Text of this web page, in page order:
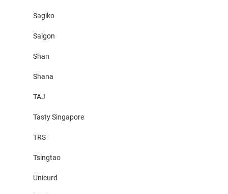
Sagiko
Saigon
Shan
Shana
TAJ
Tasty Singapore
TRS
Tsingtao
Unicurd